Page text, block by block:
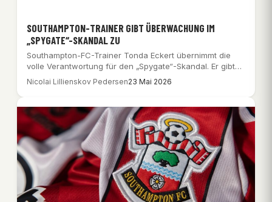
SOUTHAMPTON-TRAINER GIBT ÜBERWACHUNG IM
„SPYGATE“-SKANDAL ZU
Southampton-FC-Trainer Tonda Eckert übernimmt die
volle Verantwortung für den „Spygate“-Skandal. Er gibt
zu, die Beobachtungen…
Nicolai Lillienskov Pedersen23 Mai 2026